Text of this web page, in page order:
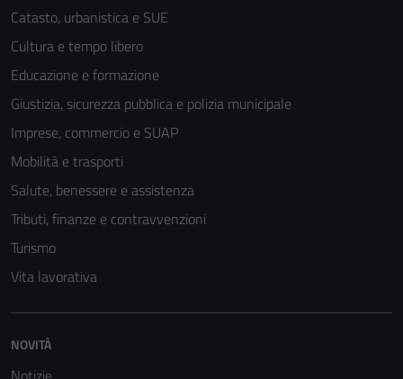
Catasto, urbanistica e SUE
Cultura e tempo libero
Educazione e formazione
Giustizia, sicurezza pubblica e polizia municipale
Imprese, commercio e SUAP
Mobilità e trasporti
Salute, benessere e assistenza
Tributi, finanze e contravvenzioni
Turismo
Vita lavorativa
NOVITÀ